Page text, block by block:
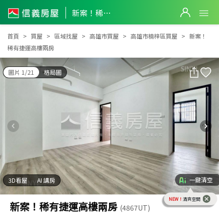
新案！稀有捷運高樓兩房
新案！稀有捷運高樓兩房
首頁 買屋 區域找屋 高雄市買屋 高雄市楠梓區買屋
新案！
稀有捷運高樓兩房
圖片 1/21 格局圖
3D看屋 AI 講房 一鍵清空
NEW！ 清爽空間
新案！稀有捷運高樓兩房 (4867UT)